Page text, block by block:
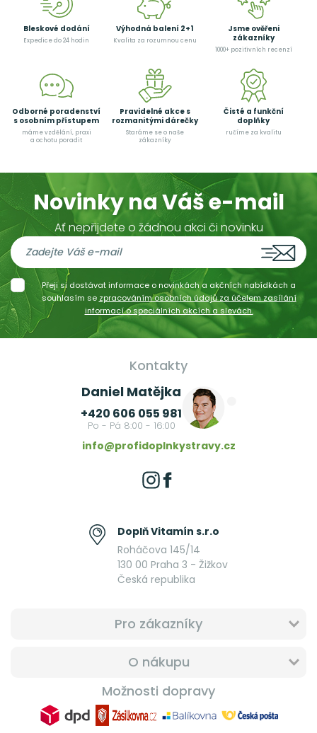
Bleskové dodání
Expedice do 24 hodin
Výhodná balení 2+1
Kvalita za rozumnou cenu
Jsme ověřeni
zákazníky
1000+ pozitivních recenzí
Odborné poradenství
s osobním přístupem
máme vzdělání, praxi
a ochotu poradit
Pravidelné akce s
rozmanitými dárečky
Staráme se o naše
zákazníky
Čisté a funkční
doplňky
ručíme za kvalitu
Novinky na Váš e-mail
Ať nepřijdete o žádnou akci či novinku
Přeji si dostávat informace o novinkách a akčních nabídkách a
souhlasím se zpracováním osobních údajů za účelem zasílání
informací o speciálních akcích a slevách.
Kontakty
Daniel Matějka
+420 606 055 981
Po - Pá 8:00 - 16:00
info@profidoplnkystravy.cz
Doplň Vitamín s.r.o
Roháčova 145/14
130 00 Praha 3 - Žižkov
Česká republika
Pro zákazníky
O nákupu
Možnosti dopravy